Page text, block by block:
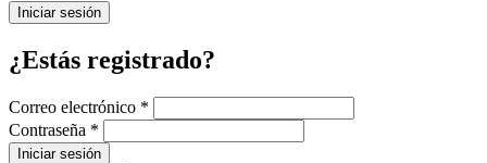
Iniciar sesión
¿Estás registrado?
Correo electrónico *
Contraseña *
Iniciar sesión